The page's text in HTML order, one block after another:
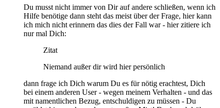
Du musst nicht immer von Dir auf andere schließen, wenn ich
Hilfe benötige dann steht das meist über der Frage, hier kann
ich mich nicht erinnern das dies der Fall war - hier zitiere ich
nur mal Dich:
Zitat
Niemand außer dir wird hier persönlich
dann frage ich Dich warum Du es für nötig erachtest, Dich
bei einem anderen User - wegen meinem Verhalten - und das
mit namentlichen Bezug, entschuldigen zu müssen - Du